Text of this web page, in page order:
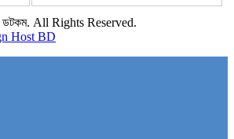
All Rights Reserved.
Host BD